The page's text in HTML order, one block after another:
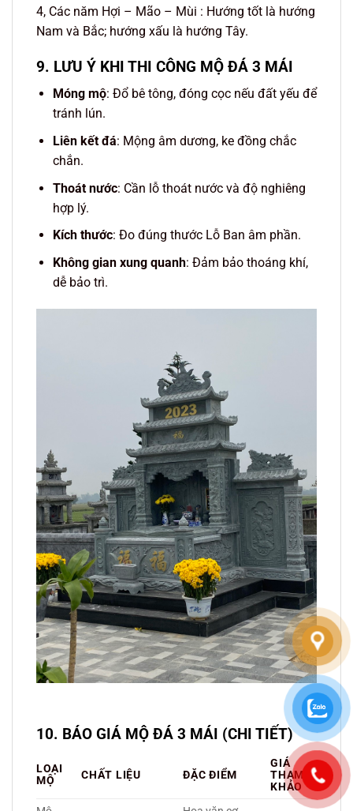
4, Các năm Hợi – Mão – Mùi : Hướng tốt là hướng
Nam và Bắc; hướng xấu là hướng Tây.
9. LƯU Ý KHI THI CÔNG MỘ ĐÁ 3 MÁI
Móng mộ: Đổ bê tông, đóng cọc nếu đất yếu để
tránh lún.
Liên kết đá: Mộng âm dương, ke đồng chắc
chắn.
Thoát nước: Cần lỗ thoát nước và độ nghiêng
hợp lý.
Kích thước: Đo đúng thước Lỗ Ban âm phần.
Không gian xung quanh: Đảm bảo thoáng khí,
dễ bảo trì.
10. BÁO GIÁ MỘ ĐÁ 3 MÁI (CHI TIẾT)
LOẠI
MỘ
CHẤT LIỆU ĐẶC ĐIỂM
GIÁ
THAM
KHẢO